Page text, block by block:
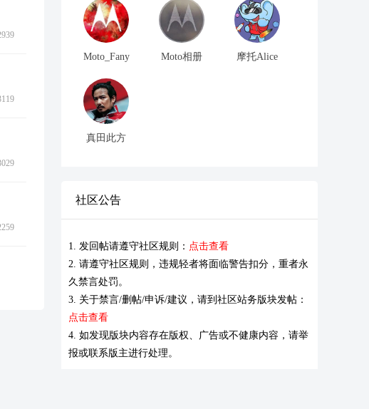
Moto_Fany Moto相册 摩托Alice
真田此方
社区公告
1. 发回帖请遵守社区规则： 点击查看
2. 请遵守社区规则，违规轻者将面临警告扣分，重者永
久禁言处罚。
3. 关于禁言/删帖/申诉/建议，请到社区站务版块发帖：
点击查看
4. 如发现版块内容存在版权、广告或不健康内容，请举
报或联系版主进行处理。